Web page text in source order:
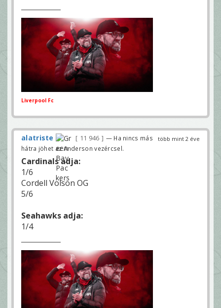
Liverpool Fc
több mint 2 éve
alatriste 11 946
— Ha nincs más
hátra jöhet az Anderson vezércsel.
Cardinals adja:
1/6
Cordell Volson OG
5/6
Seahawks adja:
1/4